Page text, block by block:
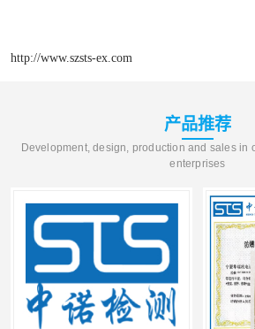
http://www.szsts-ex.com
产品推荐
Development, design, production and sales in
enterprises